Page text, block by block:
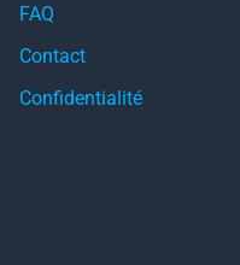
FAQ
Contact
Confidentialité